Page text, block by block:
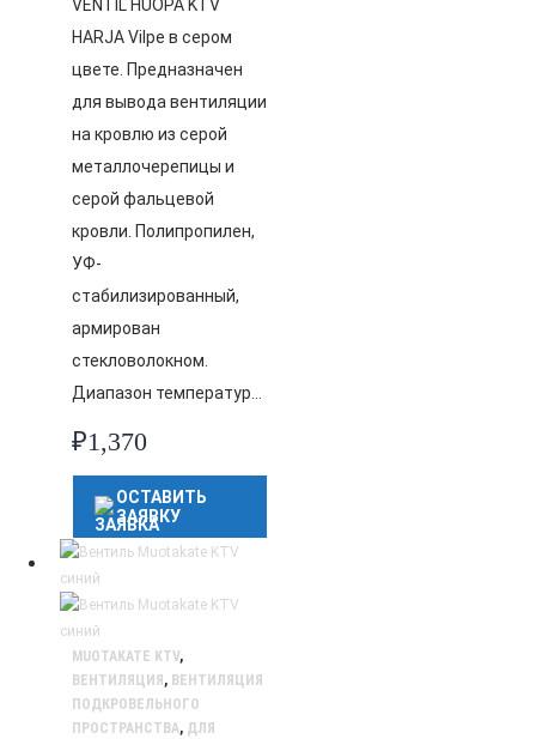
VENTIL HUOPA KTV
HARJA Vilpe в сером
цвете. Предназначен
для вывода вентиляции
на кровлю из серой
металлочерепицы и
серой фальцевой
кровли. Полипропилен,
УФ-
стабилизированный,
армирован
стекловолокном.
Диапазон температур…
₽1,370
ОСТАВИТЬ
ЗАЯВКУ
MUOTAKATE KTV,
ВЕНТИЛЯЦИЯ , ВЕНТИЛЯЦИЯ
ПОДКРОВЕЛЬНОГО
ПРОСТРАНСТВА, ДЛЯ